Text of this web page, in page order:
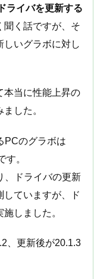
ドライバを更新する
聞く話ですが、そ
しいグラボに対し
本当に性能上昇の
した。
PCのグラボは
す。
、ドライバの更新
していますが、ド
しました。
、更新後が20.1.3